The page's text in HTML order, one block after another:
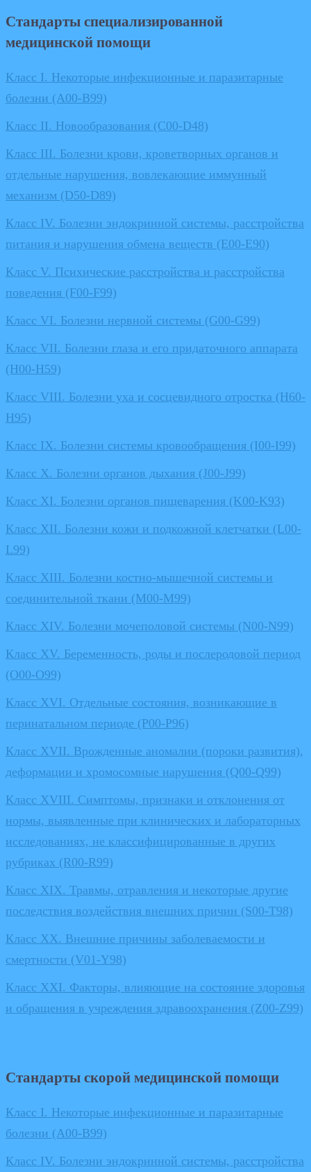
Стандарты специализированной
медицинской помощи
Класс I. Некоторые инфекционные и паразитарные
болезни (A00-B99)
Класс II. Новообразования (C00-D48)
Класс III. Болезни крови, кроветворных органов и
отдельные нарушения, вовлекающие иммунный
механизм (D50-D89)
Класс IV. Болезни эндокринной системы, расстройства
питания и нарушения обмена веществ (E00-E90)
Класс V. Психические расстройства и расстройства
поведения (F00-F99)
Класс VI. Болезни нервной системы (G00-G99)
Класс VII. Болезни глаза и его придаточного аппарата
(H00-H59)
Класс VIII. Болезни уха и сосцевидного отростка (H60-
H95)
Класс IX. Болезни системы кровообращения (I00-I99)
Класс X. Болезни органов дыхания (J00-J99)
Класс XI. Болезни органов пищеварения (K00-K93)
Класс XII. Болезни кожи и подкожной клетчатки (L00-
L99)
Класс XIII. Болезни костно-мышечной системы и
соединительной ткани (M00-M99)
Класс XIV. Болезни мочеполовой системы (N00-N99)
Класс XV. Беременность, роды и послеродовой период
(O00-O99)
Класс XVI. Отдельные состояния, возникающие в
перинатальном периоде (P00-P96)
Класс XVII. Врожденные аномалии (пороки развития),
деформации и хромосомные нарушения (Q00-Q99)
Класс XVIII. Симптомы, признаки и отклонения от
нормы, выявленные при клинических и лабораторных
исследованиях, не классифицированные в других
рубриках (R00-R99)
Класс XIX. Травмы, отравления и некоторые другие
последствия воздействия внешних причин (S00-T98)
Класс XX. Внешние причины заболеваемости и
смертности (V01-Y98)
Класс XXI. Факторы, влияющие на состояние здоровья
и обращения в учреждения здравоохранения (Z00-Z99)
Стандарты скорой медицинской помощи
Класс I. Некоторые инфекционные и паразитарные
болезни (A00-B99)
Класс IV. Болезни эндокринной системы, расстройства